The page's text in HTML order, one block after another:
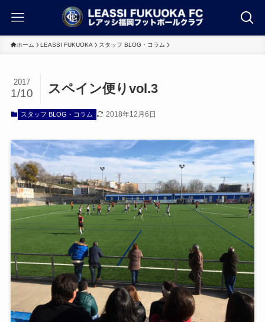
ホーム LEASSI FUKUOKA スタッフ BLOG・コラム
スペイン便りvol.3
2017
1/10
スタッフ BLOG・コラム 2018年12月6日